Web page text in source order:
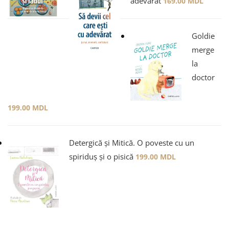
Goldie
merge
la
doctor
199.00 MDL
Detergică și Mitică. O poveste cu un
spiriduș și o pisică 199.00 MDL